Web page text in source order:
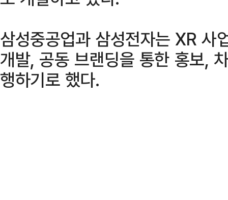
삼성중공업과 삼성전자는 XR 사
개발, 공동 브랜딩을 통한 홍보,
행하기로 했다.